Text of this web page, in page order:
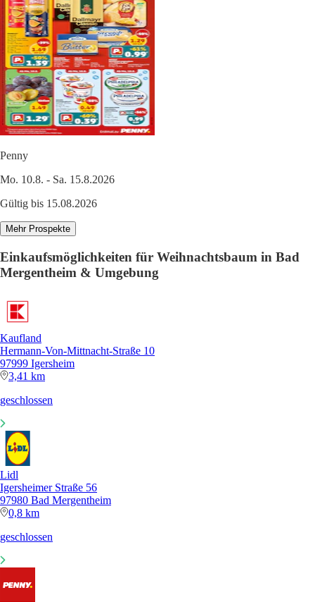
Penny
Mo. 10.8. - Sa. 15.8.2026
Gültig bis 15.08.2026
Mehr Prospekte
Einkaufsmöglichkeiten für Weihnachtsbaum in Bad
Mergentheim & Umgebung
Kaufland
Hermann-Von-Mittnacht-Straße 10
97999 Igersheim
3,41 km
geschlossen
Lidl
Igersheimer Straße 56
97980 Bad Mergentheim
0,8 km
geschlossen